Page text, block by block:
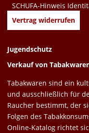
SCHUFA-Hinweis
Vertrag widerrufen
Jugendschutz
Verkauf von
Tabakwaren sind ein
und ausschließlich für
Raucher bestimmt, der
Folgen des
Online-Katalog richtet